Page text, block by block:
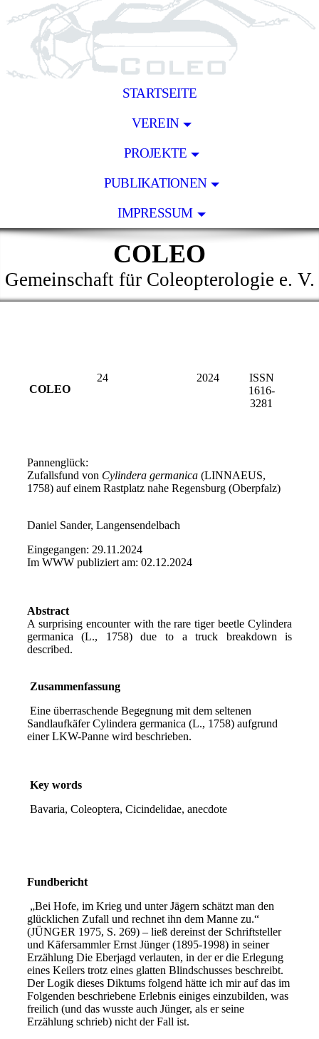
STARTSEITE
VEREIN
PROJEKTE
PUBLIKATIONEN
IMPRESSUM
COLEO
Gemeinschaft für Coleopterologie e. V.
COLEO
24 2024
ISSN
1616-
3281
Pannenglück:
Zufallsfund von Cylindera germanica(LINNAEUS,
1758) auf einem Rastplatz nahe Regensburg (Oberpfalz)
Daniel Sander, Langensendelbach
Eingegangen: 29.11.2024
Im WWW publiziert am: 02.12.2024
Abstract
A surprising encounter with the rare tiger beetle Cylindera
germanica (L., 1758) due to a truck breakdown is
described.
Zusammenfassung
Eine überraschende Begegnung mit dem seltenen
Sandlaufkäfer Cylindera germanica (L., 1758) aufgrund
einer LKW-Panne wird beschrieben.
Key words
Bavaria, Coleoptera, Cicindelidae, anecdote
Fundbericht
„Bei Hofe, im Krieg und unter Jägern schätzt man den
glücklichen Zufall und rechnet ihn dem Manne zu.“
(JÜNGER 1975, S. 269) – ließ dereinst der Schriftsteller
und Käfersammler Ernst Jünger (1895-1998) in seiner
Erzählung Die Eberjagd verlauten, in der er die Erlegung
eines Keilers trotz eines glatten Blindschusses beschreibt.
Der Logik dieses Diktums folgend hätte ich mir auf das im
Folgenden beschriebene Erlebnis einiges einzubilden, was
freilich (und das wusste auch Jünger, als er seine
Erzählung schrieb) nicht der Fall ist.